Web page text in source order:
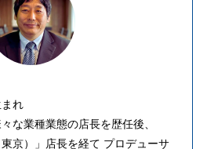
れ
な業種業態の店長を歴任後、
東京）」店長を経て プロデューサ